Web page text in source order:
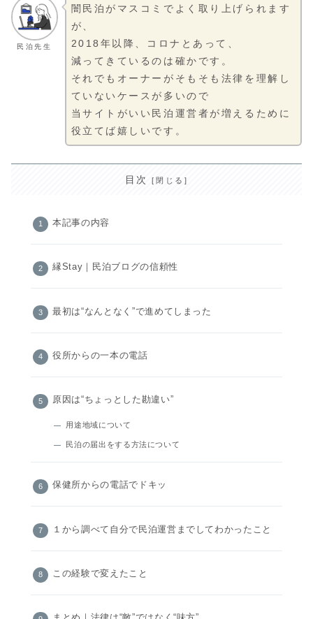
民泊先生
闇民泊がマスコミでよく取り上げられます
が、
2018年以降、コロナとあって、
減ってきているのは確かです。
それでもオーナーがそもそも法律を理解し
ていないケースが多いので
当サイトがいい民泊運営者が増えるために
役立てば嬉しいです。
目次
本記事の内容
縁Stay｜民泊ブログの信頼性
最初は“なんとなく”で進めてしまった
役所からの一本の電話
原因は“ちょっとした勘違い”
用途地域について
民泊の届出をする方法について
保健所からの電話でドキッ
１から調べて自分で民泊運営までしてわかったこと
この経験で変えたこと